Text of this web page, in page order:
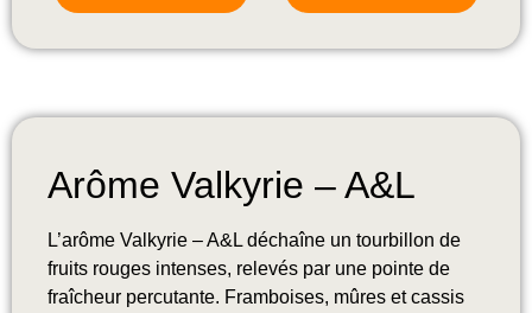
Arôme Valkyrie – A&L
L’arôme Valkyrie – A&L déchaîne un tourbillon de
fruits rouges intenses, relevés par une pointe de
fraîcheur percutante. Framboises, mûres et cassis